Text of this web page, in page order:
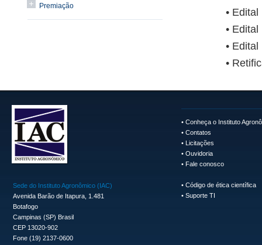
Premiação
•
•
•
•
Sede do Instituto Agronômico (IAC)
Avenida Barão de Itapura, 1.481
Botafogo
Campinas (SP) Brasil
CEP 13020-902
Fone (19) 2137-0600
• Conheça o Instituto
• Contatos
• Licitações
• Ouvidoria
• Fale conosco
• Código de ética científica
• Suporte TI